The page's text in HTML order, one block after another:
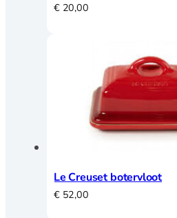
€20,00
Le Creuset botervloot
€52,00